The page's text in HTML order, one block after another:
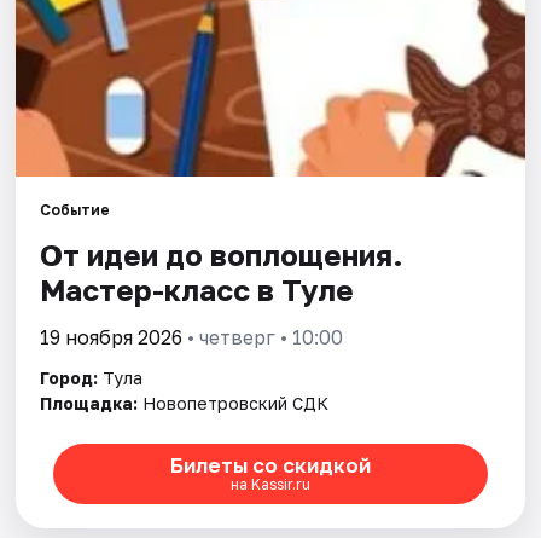
Событие
От идеи до воплощения.
Мастер-класс в Туле
19 ноября 2026 • четверг • 10:00
Город: Тула
Площадка: Новопетровский СДК
Билеты со скидкой
на Kassir.ru